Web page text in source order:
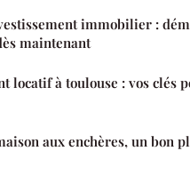
immobilier :
maintenant
locatif à toulouse : vos clés
aux enchères, un bon